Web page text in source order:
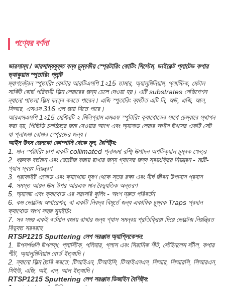
পণ্যের বর্ণনা
ভারসাম্য / ভারসাম্যযুক্ত বন্ধ চুম্বকীয় স্প্রেটারিং কোটিং সিস্টেম, ডাইরেক্ট প্লাটেড কপার
ভ্যাকুয়াম স্পুতারিং প্লান্ট
ম্যাগনেট্রন স্পুতারিং কোটার আরটিএসপি 1২15 তামার, অ্যালুমিনিয়াম, প্লাস্টিক, মেটাল
সার্কিট বোর্ড পরিবাহী ফিল্ম লেয়ারের জন্য ঢেলে দেওয়া হয়। এটি substrates নেভিগেশন
ন্যানো পাতলা ফিল্ম ঘনত্ব করতে পারেন। এজি স্পুতারিং ব্যতীত এটি নি, অউ, এজি, আল,
সিআর, এসএস 316 এল জমা দিতে পারে।
আরএসএসপি 1২15 মেশিনটি ২ মিলিগ্রাম এমএফ স্পুটারিং ক্যাথোডের সাথে চেম্বারে স্থাপন
করা হয়, পিভিডি চলচ্চিত্র জমা দেওয়ার আগে এবং অ্যানাড লেয়ার আইন উৎসের একটি সেট
যা প্লাজমা বোমার স্প্রেডের জন্য।
আইন উৎস জেনকো কোম্পানি থেকে মূল, বৈশিষ্ট্য:
1. মান স্পট্টারিং চাপ একটি collimated প্লাজমা রশ্মি উত্পাদন অপটিক্যাল চুম্বক ক্ষেত্র
2. ধ্রুবক বর্তমান এবং ভোল্টেজ বজায় রাখার জন্য গ্যাসের জন্য স্বয়ংক্রিয় নিয়ন্ত্রন - মাল্টি-
গ্যাস স্বয়ং নিয়ন্ত্রণ
3. গ্রাফাইট এনোড এবং ক্যাথোড দূষণ থেকে স্তর রক্ষা এবং দীর্ঘ জীবন উপাদান প্রদান
4. সমস্ত আয়ন উত্স উপর আরএফ মান বৈদ্যুতিক অন্তরণ
5. অ্যানড এবং ক্যাথোড এর সরাসরি কুলিং - অংশ দ্রুত পরিবর্তন
6. কম ভোল্টেজ অপারেশন, বা একটি নিবদ্ধ বিমূর্তে জন্য একাধিক চুম্বক Traps প্রদান
ক্যাথোড অংশ সহজ স্যুইচিং
7. সব সময় একই বর্তমান বজায় রাখার জন্য গ্যাস সমন্বয় প্রতিক্রিয়া দিয়ে ভোল্টেজ নিয়ন্ত্রিত
বিদ্যুত সরবরাহ
RTSP1215 Sputtering লেপ সরঞ্জাম অ্যাপ্লিকেশন:
1. উপসর্গগুলি উপলব্ধ: প্লাস্টিক, পলিমার, গ্লাস এবং সিরামিক শীট, স্টেইনলেস স্টীল, কপার
শীট, অ্যালুমিনিয়াম বোর্ড ইত্যাদি।
2. ন্যানো ফিল্ম তৈরি করতে: টিআইএন, টিআইসি, টিআইএনএন, সিআর, সিআরসি, সিআরএন,
সিইউ, এজি, অই, এন, আল ইত্যাদি।
RTSP1215 Sputtering লেপ সরঞ্জাম ডিজাইন বৈশিষ্ট্য: